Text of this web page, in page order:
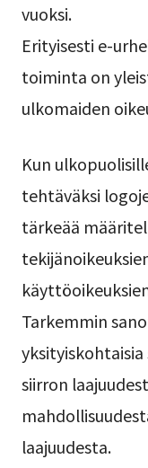
vuoksi.
Erityisesti e-
toiminta on
ulkomaiden
Kun
tehtäväksi
tärkeää
Tarkemmin
siirron
laajuudesta.